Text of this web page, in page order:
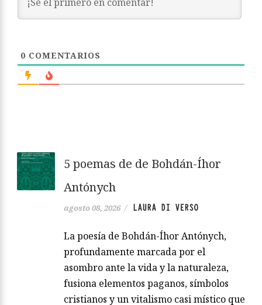
0 COMENTARIOS
5 poemas de de Bohdán-Íhor
Antónych
agosto 08, 2026 / LAURA DI VERSO
La poesía de Bohdán-Íhor Antónych,
profundamente marcada por el
asombro ante la vida y la naturaleza,
fusiona elementos paganos, símbolos
cristianos y un vitalismo casi místico que